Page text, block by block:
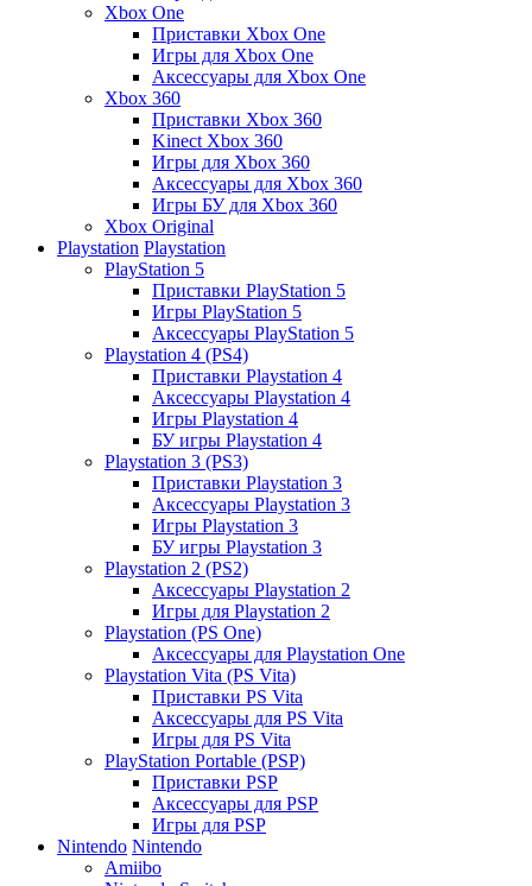
Xbox One
Приставки Xbox One
Игры для Xbox One
Аксессуары для Xbox One
Xbox 360
Приставки Xbox 360
Kinect Xbox 360
Игры для Xbox 360
Аксессуары для Xbox 360
Игры БУ для Xbox 360
Xbox Original
Playstation Playstation
PlayStation 5
Приставки PlayStation 5
Игры PlayStation 5
Аксессуары PlayStation 5
Playstation 4 (PS4)
Приставки Playstation 4
Аксессуары Playstation 4
Игры Playstation 4
БУ игры Playstation 4
Playstation 3 (PS3)
Приставки Playstation 3
Аксессуары Playstation 3
Игры Playstation 3
БУ игры Playstation 3
Playstation 2 (PS2)
Аксессуары Playstation 2
Игры для Playstation 2
Playstation (PS One)
Аксессуары для Playstation One
Playstation Vita (PS Vita)
Приставки PS Vita
Аксессуары для PS Vita
Игры для PS Vita
PlayStation Portable (PSP)
Приставки PSP
Аксессуары для PSP
Игры для PSP
Nintendo Nintendo
Amiibo